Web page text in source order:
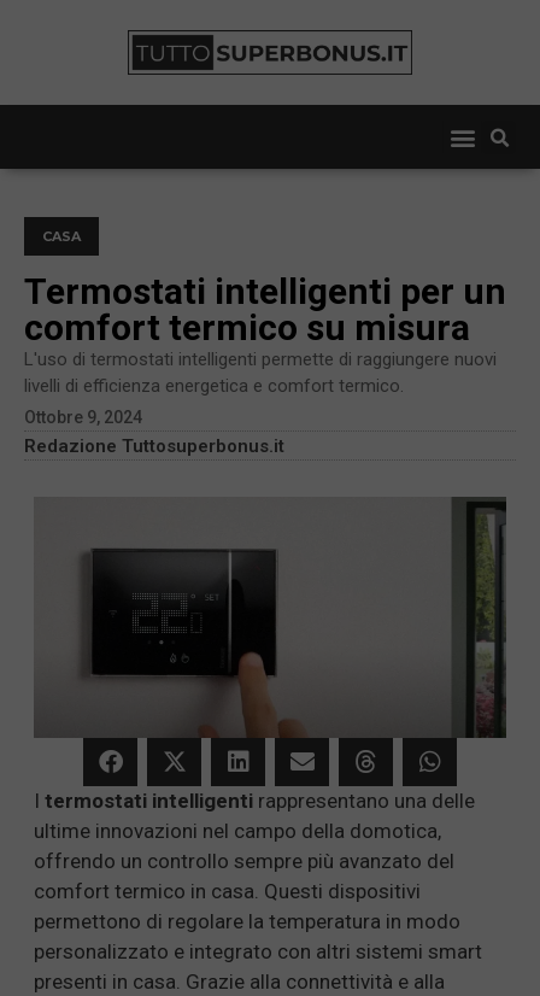
CASA
Termostati intelligenti per un
comfort termico su misura
L'uso di termostati intelligenti permette di raggiungere nuovi
livelli di efficienza energetica e comfort termico.
Ottobre 9, 2024
Redazione Tuttosuperbonus.it
I termostati intelligenti rappresentano una delle
ultime innovazioni nel campo della domotica,
offrendo un controllo sempre più avanzato del
comfort termico in casa. Questi dispositivi
permettono di regolare la temperatura in modo
personalizzato e integrato con altri sistemi smart
presenti in casa. Grazie alla connettività e alla